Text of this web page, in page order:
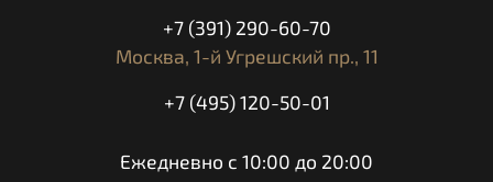
стальная трубчатая
Передняя подвеска
гидравлическая вилка
алюминиевый маятник с
+7 (391) 290-60-70
Москва, 1-й Угрешский пр., 11
+7 (495) 120-50-01
Ежедневно с 10:00 до 20:00